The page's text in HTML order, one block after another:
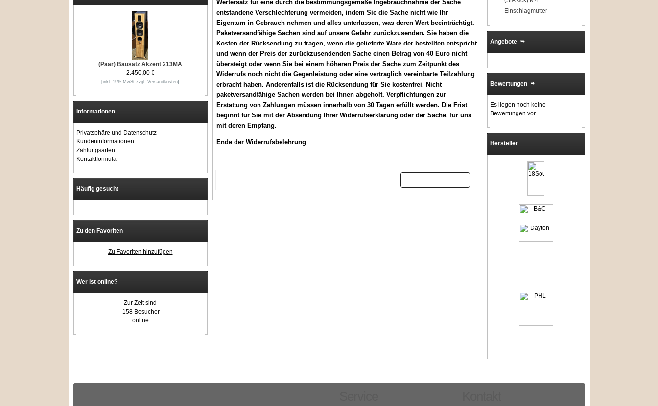
(Paar) Bausatz Akzent 213MA
2.450,00 €
[inkl. 19% MwSt zzgl. Versandkosten]
Informationen
Privatsphäre und Datenschutz
Kundeninformationen
Zahlungsarten
Kontaktformular
Häufig gesucht
Zu den Favoriten
Zu Favoriten hinzufügen
Wer ist online?
Zur Zeit sind
158 Besucher
online.
Wertersatz für eine durch die bestimmungsgemäße Ingebrauchnahme der Sache
entstandene Verschlechterung vermeiden, indem Sie die Sache nicht wie Ihr
Eigentum in Gebrauch nehmen und alles unterlassen, was deren Wert beeinträchtigt.
Paketversandfähige Sachen sind auf unsere Gefahr zurückzusenden. Sie haben die
Kosten der Rücksendung zu tragen, wenn die gelieferte Ware der bestellten entspricht
und wenn der Preis der zurückzusendenden Sache einen Betrag von 40 Euro nicht
übersteigt oder wenn Sie bei einem höheren Preis der Sache zum Zeitpunkt des
Widerrufs noch nicht die Gegenleistung oder eine vertraglich vereinbarte Teilzahlung
erbracht haben. Anderenfalls ist die Rücksendung für Sie kostenfrei. Nicht
paketversandfähige Sachen werden bei Ihnen abgeholt. Verpflichtungen zur
Erstattung von Zahlungen müssen innerhalb von 30 Tagen erfüllt werden. Die Frist
beginnt für Sie mit der Absendung Ihrer Widerrufserklärung oder der Sache, für uns
mit deren Empfang.
Ende der Widerrufsbelehrung
Einschlagmutter
Angebote
Bewertungen
Es liegen noch keine
Bewertungen vor
Hersteller